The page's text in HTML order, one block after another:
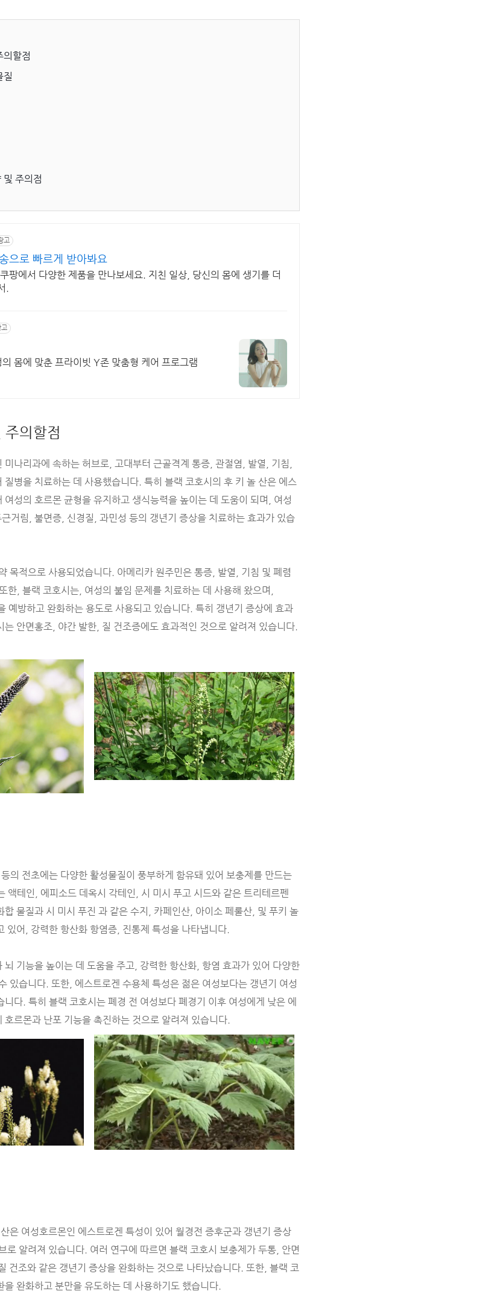
의할점
질
및 주의점
고
으로 빠르게 받아봐요
팡에서 다양한 제품을 만나보세요. 지친 일상, 당신의 몸에 생기를 더
.
고
몸에 맞춘 프라이빗 Y존 맞춤형 케어 프로그램
의할점
나리과에 속하는 허브로, 고대부터 근골격계 통증, 관절염, 발열, 기침,
질병을 치료하는 데 사용했습니다. 특히 블랙 코호시의 후 키 놀 산은 에스
성의 호르몬 균형을 유지하고 생식능력을 높이는 데 도움이 되며, 여성
거림, 불면증, 신경질, 과민성 등의 갱년기 증상을 치료하는 효과가 있습
목적으로 사용되었습니다. 아메리카 원주민은 통증, 발열, 기침 및 폐렴
한, 블랙 코호시는, 여성의 불임 문제를 치료하는 데 사용해 왔으며,
예방하고 완화하는 용도로 사용되고 있습니다. 특히 갱년기 증상에 효과
는 안면홍조, 야간 발한, 질 건조증에도 효과적인 것으로 알려져 있습니다.
의 전초에는 다양한 활성물질이 풍부하게 함유돼 있어 보충제를 만드는
액테인, 에피소드 데옥시 각테인, 시 미시 푸고 시드와 같은 트리테르펜
합 물질과 시 미시 푸진 과 같은 수지, 카페인산, 아이소 페룰산, 및 푸키 놀
있어, 강력한 항산화 항염증, 진통제 특성을 나타냅니다.
뇌 기능을 높이는 데 도움을 주고, 강력한 항산화, 항염 효과가 있어 다양한
있습니다. 또한, 에스트로겐 수용체 특성은 젊은 여성보다는 갱년기 여성
다. 특히 블랙 코호시는 폐경 전 여성보다 폐경기 이후 여성에게 낮은 에
르몬과 난포 기능을 촉진하는 것으로 알려져 있습니다.
은 여성호르몬인 에스트로겐 특성이 있어 월경전 증후군과 갱년기 증상
로 알려져 있습니다. 여러 연구에 따르면 블랙 코호시 보충제가 두통, 안면
건조와 같은 갱년기 증상을 완화하는 것으로 나타났습니다. 또한, 블랙 코
완화하고 분만을 유도하는 데 사용하기도 했습니다.